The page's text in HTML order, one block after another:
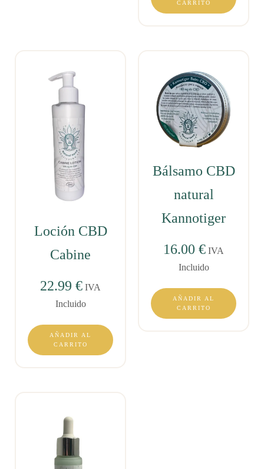
CARRITO
Loción CBD
Cabine
22.99 € IVA
Incluido
AÑADIR AL
CARRITO
Bálsamo CBD
natural
Kannotiger
16.00 € IVA
Incluido
AÑADIR AL
CARRITO